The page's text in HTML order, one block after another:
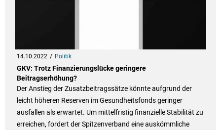
14.10.2022 Politik
GKV: Trotz Finanzierungslücke geringere
Beitragserhöhung?
Der Anstieg der Zusatzbeitragssätze könnte aufgrund der
leicht höheren Reserven im Gesundheitsfonds geringer
ausfallen als erwartet. Um mittelfristig finanzielle Stabilität zu
erreichen, fordert der Spitzenverband eine auskömmliche